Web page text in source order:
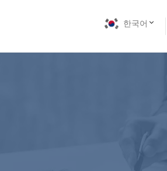
한국어